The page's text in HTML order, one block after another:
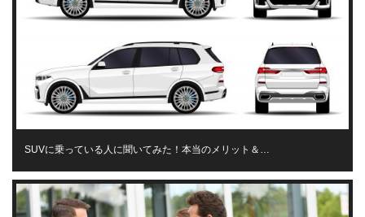
SUVに乗っている人に聞いてみた！本当のメリット＆…